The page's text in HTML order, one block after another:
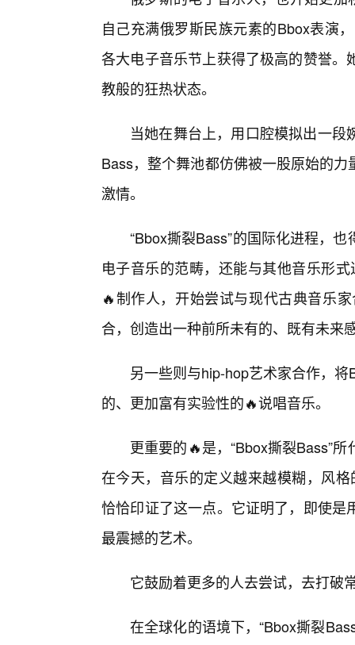
自己充满俄罗斯民族元素的Bbox表演
各大电子音乐节上获得了极高的赞誉
教般的狂热状态。
当她在舞台上，用口腔模拟出一
Bass，整个舞池都仿佛被一股原始的
激情。
“Bbox撕裂Bass”的国际化进程，
电子音乐的范畴，还能与其他音乐形
🔥制作人，开始尝试与现代古典音乐
合，创造出一种前所未有的、既有未来
另一些则与hip-hop艺术家合作，
的、更加富有实验性的🔥说唱音乐。
更重要的🔥是，“Bbox撕裂Bass”
在今天，音乐的定义越来越模糊，风
恰恰印证了这一点。它证明了，即使
最震撼的艺术。
它鼓励着更多的人去尝试，去打破
在全球化的语境下，“Bbox撕裂